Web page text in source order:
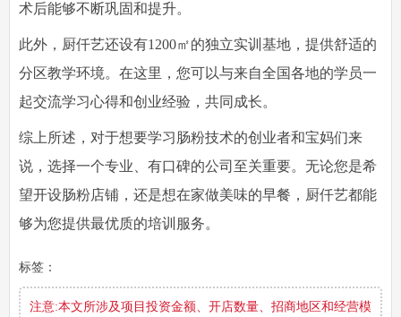
术后能够不断巩固和提升。
此外，厨仟艺还设有1200㎡的独立实训基地，提供舒适的
分区教学环境。在这里，您可以与来自全国各地的学员一
起交流学习心得和创业经验，共同成长。
综上所述，对于想要学习肠粉技术的创业者和宝妈们来
说，选择一个专业、有口碑的公司至关重要。无论您是希
望开设肠粉店铺，还是想在家做美味的早餐，厨仟艺都能
够为您提供最优质的培训服务。
标签：
注意:本文所涉及项目投资金额、开店数量、招商地区和经营模